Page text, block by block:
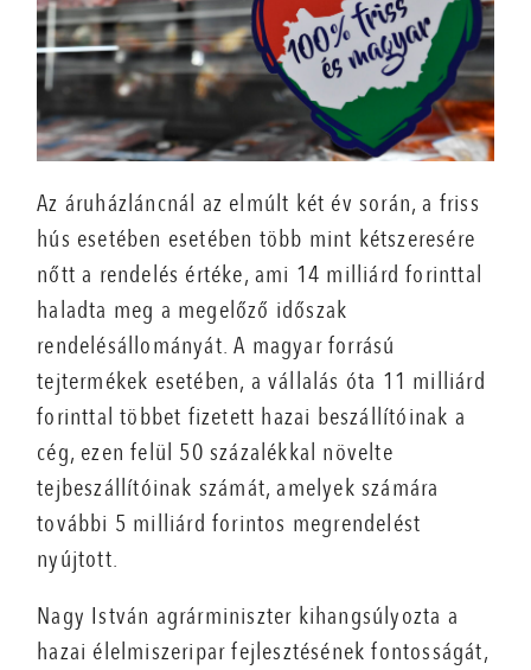
Az áruházláncnál az elmúlt két év során, a friss
hús esetében esetében több mint kétszeresére
nőtt a rendelés értéke, ami 14 milliárd forinttal
haladta meg a megelőző időszak
rendelésállományát. A magyar forrású
tejtermékek esetében, a vállalás óta 11 milliárd
forinttal többet fizetett hazai beszállítóinak a
cég, ezen felül 50 százalékkal növelte
tejbeszállítóinak számát, amelyek számára
további 5 milliárd forintos megrendelést
nyújtott.
Nagy István agrárminiszter kihangsúlyozta a
hazai élelmiszeripar fejlesztésének fontosságát,